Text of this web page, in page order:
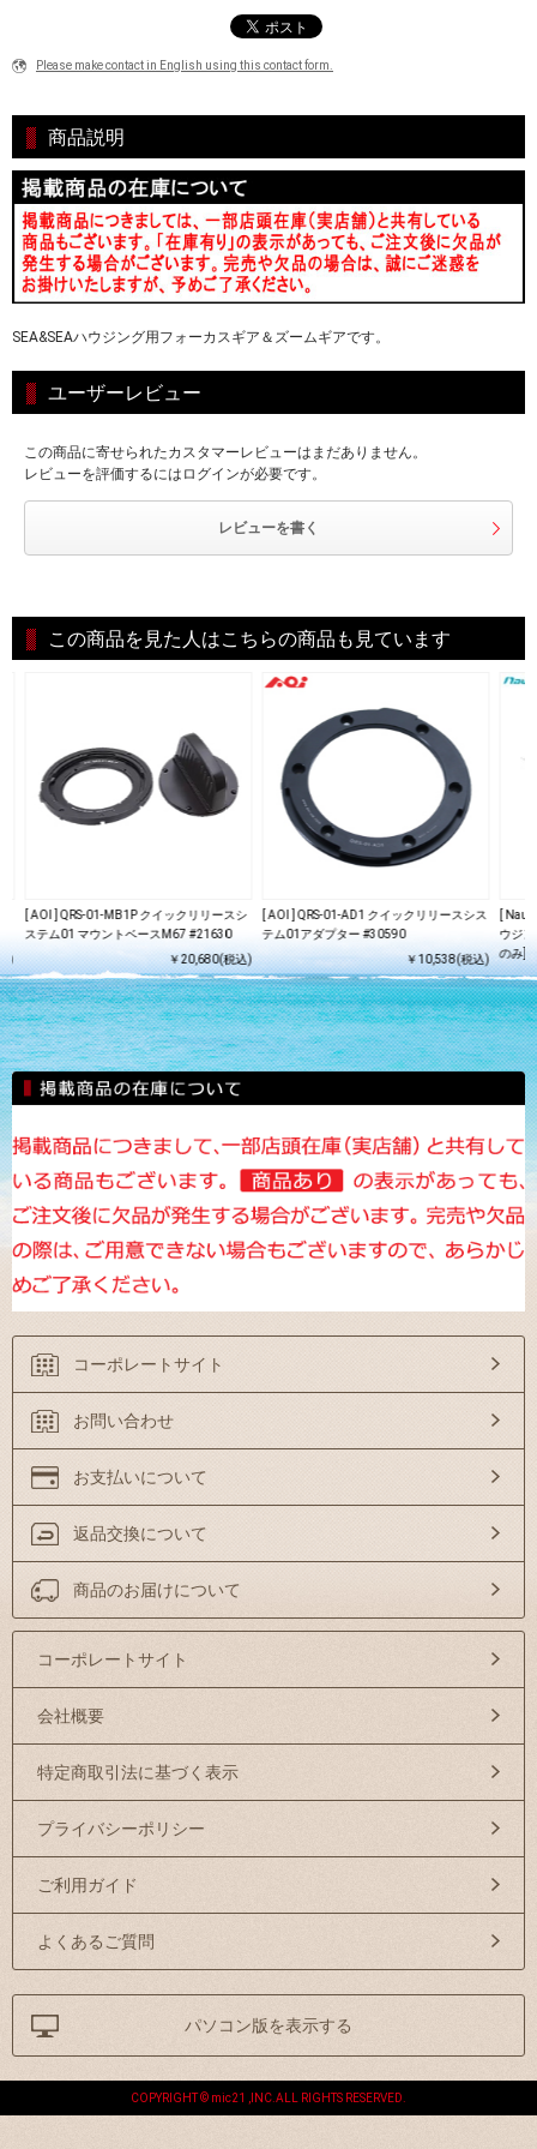
Please make contact in English using this contact form.
商品説明
SEA&SEAハウジング用フォーカスギア＆ズームギアです。
ユーザーレビュー
この商品に寄せられたカスタマーレビューはまだありません。
レビューを評価するにはログインが必要です。
レビューを書く
この商品を見た人はこちらの商品も見ています
)
[ AOI ] QRS-01-MB1P クイックリリースシ
ステム01 マウントベースM67 #21630
￥20,680(税込)
[ AOI ] QRS-01-AD1 クイックリリースシス
テム01アダプター #30590
￥10,538(税込)
[
ウジン
のみ]
コーポレートサイト
お問い合わせ
お支払いについて
返品交換について
商品のお届けについて
コーポレートサイト
会社概要
特定商取引法に基づく表示
プライバシーポリシー
ご利用ガイド
よくあるご質問
パソコン版を表示する
COPYRIGHT © mic21 ,INC.ALL RIGHTS RESERVED.